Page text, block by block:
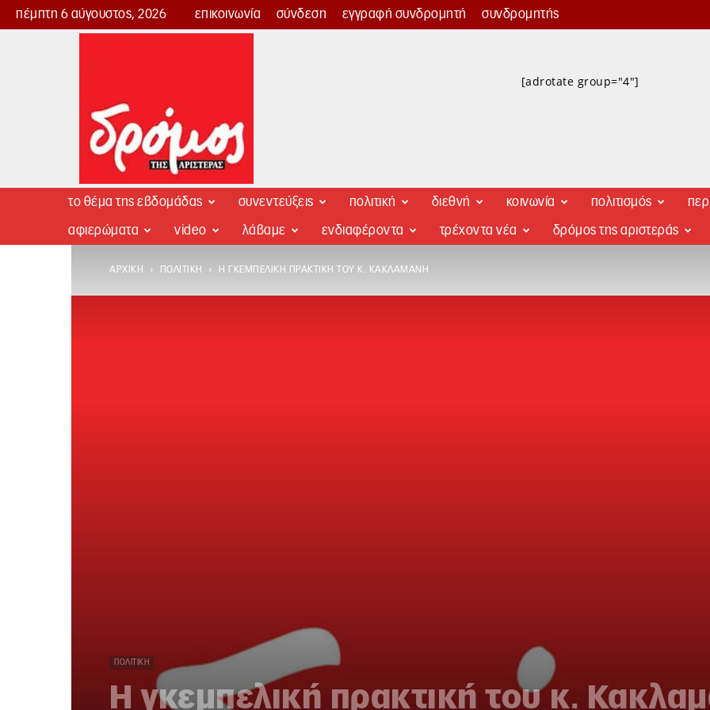
πέμπτη 6 αύγουστος, 2026 επικοινωνία σύνδεση εγγραφή συνδρομητή συνδρομητής
Δρόμος
[adrotate group="4"]
το θέμα της εβδομάδας συνεντεύξεις πολιτική διεθνή κοινωνία πολιτισμός
αφιερώματα video λάβαμε ενδιαφέροντα τρέχοντα νέα δρόμος της αριστεράς
ΑΡΧΙΚΉ ΠΟΛΙΤΙΚΉ H ΓΚΕΜΠΕΛΙΚΉ ΠΡΑΚΤΙΚΉ ΤΟΥ Κ. ΚΑΚΛΑΜΆΝΗ
ΠΟΛΙΤΙΚΉ
H γκεμπελική πρακτική του κ.